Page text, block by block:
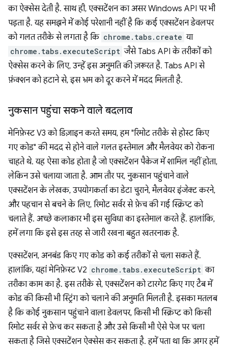
का ऐक्सेस देती है. साथ ही, एक्सटेंशन का असर Windows API पर भी
पड़ता है. यह समझने में कोई परेशानी नहीं है कि कई एक्सटेंशन डेवलपर
को गलत तरीके से लगता है कि chrome.tabs.create या
chrome.tabs.executeScript जैसे Tabs API के तरीकों को
ऐक्सेस करने के लिए, उन्हें इस अनुमति की ज़रूरत है. Tabs API से
फ़ंक्शन को हटाने से, इस भ्रम को दूर करने में मदद मिलती है.
नुकसान पहुंचा सकने वाले बदलाव
मेनिफ़ेस्ट V3 को डिज़ाइन करते समय, हम "रिमोट तरीके से होस्ट किए
गए कोड" की मदद से होने वाले गलत इस्तेमाल और मैलवेयर को रोकना
चाहते थे. यह ऐसा कोड होता है जो एक्सटेंशन पैकेज में शामिल नहीं होता,
लेकिन उसे चलाया जाता है. आम तौर पर, नुकसान पहुंचाने वाले
एक्सटेंशन के लेखक, उपयोगकर्ता का डेटा चुराने, मैलवेयर इंजेक्ट करने,
और पहचान से बचने के लिए, रिमोट सर्वर से फ़ेच की गई स्क्रिप्ट को
चलाते हैं. अच्छे कलाकार भी इस सुविधा का इस्तेमाल करते हैं. हालांकि,
हमें लगा कि इसे इस तरह से जारी रखना बहुत खतरनाक है.
एक्सटेंशन, अनबंड किए गए कोड को कई तरीकों से चला सकते हैं.
हालांकि, यहां मेनिफ़ेस्ट V2 chrome.tabs.executeScript का
तरीका काम का है. इस तरीके से, एक्सटेंशन को टारगेट किए गए टैब में
कोड की किसी भी स्ट्रिंग को चलाने की अनुमति मिलती है. इसका मतलब
है कि कोई नुकसान पहुंचाने वाला डेवलपर, किसी भी स्क्रिप्ट को किसी
रिमोट सर्वर से फ़ेच कर सकता है और उसे किसी भी ऐसे पेज पर चला
सकता है जिसे एक्सटेंशन ऐक्सेस कर सकता है. हमें पता था कि अगर हमें